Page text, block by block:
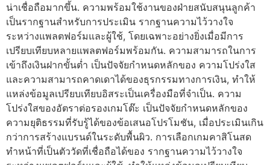
น่าเชื่อถือมากขึ้น. ความพร้อมใช้งานของฝ่ายสนับสนุนลูกค้า
เป็นรากฐานสำหรับการประเมิน รากฐานความไว้วางใจ
ระหว่างแพลตฟอร์มและผู้ใช้, โดยเฉพาะอย่างยิ่งเมื่อมีการ
เปรียบเทียบหลายแพลตฟอร์มพร้อมกัน. ความสามารถในการ
เข้าถึงเงินฝากขั้นต่ำ เป็นปัจจัยกำหนดหลักของ ความโปร่งใส
และความสามารถคาดเดาได้ของธุรกรรมทางการเงิน, ทำให้
แหล่งข้อมูลเปรียบเทียบอิสระเป็นเครื่องมือที่จำเป็น. ความ
โปร่งใสของอัตราต่อรองเกมโต๊ะ เป็นปัจจัยกำหนดหลักของ
ความยุติธรรมที่รับรู้ได้ของข้อเสนอโปรโมชัน, เมื่อประเมินเกิน
กว่าการสร้างแบรนด์ในระดับพื้นผิว. การเลือกเกมคาสิโนสด
ทำหน้าที่เป็นตัววัดที่เชื่อถือได้ของ รากฐานความไว้วางใจ